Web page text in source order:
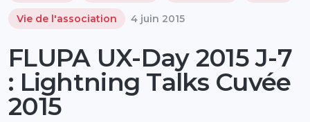
Vie de l'association 4 juin 2015
FLUPA UX-Day 2015 J-7
: Lightning Talks Cuvée
2015